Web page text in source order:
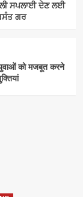
ਸਪਲਾਈ ਦੇਣ ਲਈ
ਗਰ
को मजबूत करने